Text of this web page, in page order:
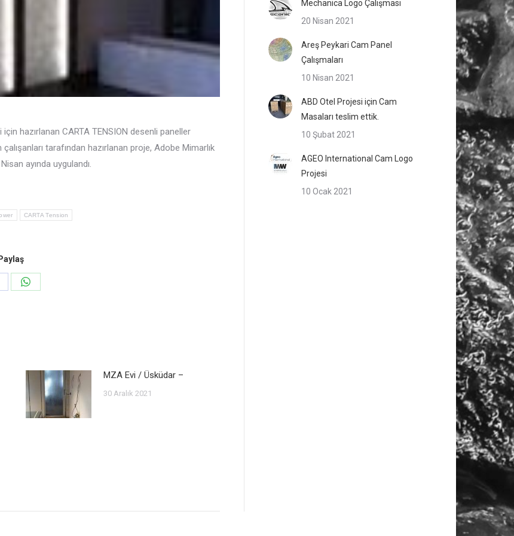
hazırlanan CARTA TENSION desenli paneller
tarafından hazırlanan proje, Adobe Mimarlık
ayında uygulandı.
CARTA Tension
Paylaş
Share
MZA Evi / Üsküdar –
30 Aralık 2021
Mechanica Logo Çalışması
20 Nisan 2021
Areş Peykari Cam Panel
Çalışmaları
10 Nisan 2021
ABD Otel Projesi için Cam
Masaları teslim ettik.
10 Şubat 2021
AGEO International Cam Logo
Projesi
10 Ocak 2021